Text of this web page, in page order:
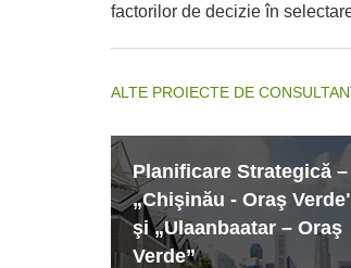
factorilor de decizie în
ALTE PROIECTE DE
Planificare Strategică –
„Chişinău - Oraş
şi „Ulaanbaatar – Oraş
Verde”